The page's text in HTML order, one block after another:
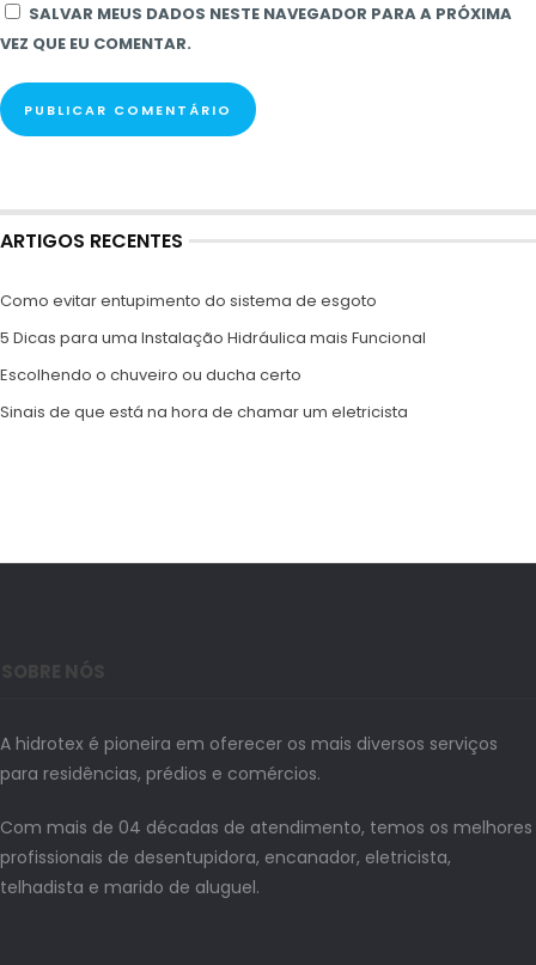
SALVAR MEUS DADOS NESTE NAVEGADOR PARA A PRÓXIMA
VEZ QUE EU COMENTAR.
ARTIGOS RECENTES
Como evitar entupimento do sistema de esgoto
5 Dicas para uma Instalação Hidráulica mais Funcional
Escolhendo o chuveiro ou ducha certo
Sinais de que está na hora de chamar um eletricista
A hidrotex é pioneira em oferecer os mais diversos serviços
para residências, prédios e comércios.
Com mais de 04 décadas de atendimento, temos os melhores
profissionais de desentupidora, encanador, eletricista,
telhadista e marido de aluguel.